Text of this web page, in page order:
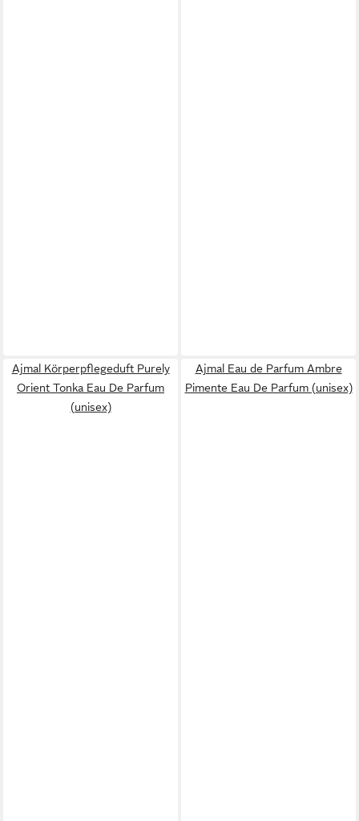
Ajmal Körperpflegeduft Purely
Orient Tonka Eau De Parfum
(unisex)
Ajmal Eau de Parfum Ambre
Pimente Eau De Parfum (unisex)